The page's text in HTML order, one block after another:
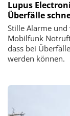
Lupus
Überfälle
Stille Alarme
Mobilfunk
dass bei
werden können.